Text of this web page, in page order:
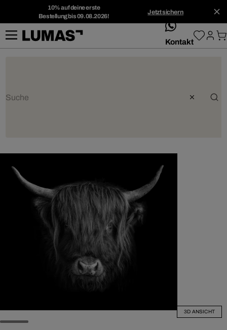
10% auf deine erste
Bestellung bis 09.08.2026!
Jetzt sichern
whatsApp
Kontakt
3D ANSICHT